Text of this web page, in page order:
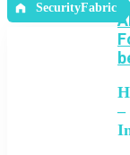
–
‎ SecurityFabric